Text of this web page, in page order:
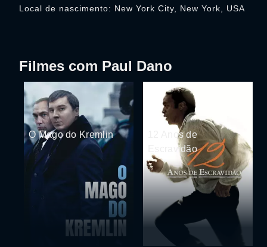
Local de nascimento: New York City, New York, USA
Filmes com Paul Dano
O Mago do Kremlin
12 Anos de
Escravidão